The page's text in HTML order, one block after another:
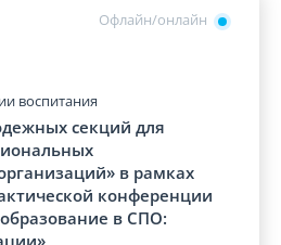
Офлайн/онлайн
воспитания
секций для
в рамках
конференции
в СПО: